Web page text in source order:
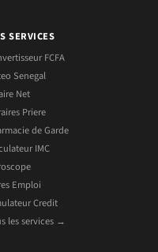
SERVICES
FCFA
Senegal
Net
Priere
de Garde
IMC
Emploi
Credit
les services →